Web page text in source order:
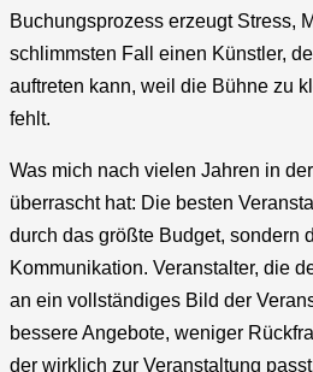
Buchungsprozess erzeugt Stress,
schlimmsten Fall einen Künstler,
auftreten kann, weil die Bühne zu
fehlt.
Was mich nach vielen Jahren in
überrascht hat: Die besten
durch das größte Budget, sondern
Kommunikation. Veranstalter, die
an ein vollständiges Bild der
bessere Angebote, weniger
der wirklich zur Veranstaltung